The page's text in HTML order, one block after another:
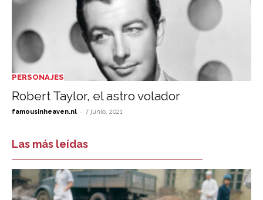
PERSONAJES
Robert Taylor, el astro volador
famousinheaven.nl - 7 junio, 2021
Las más leídas